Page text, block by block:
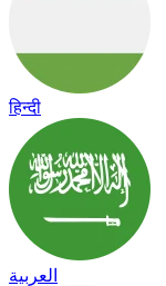
हिन्दी
العربية